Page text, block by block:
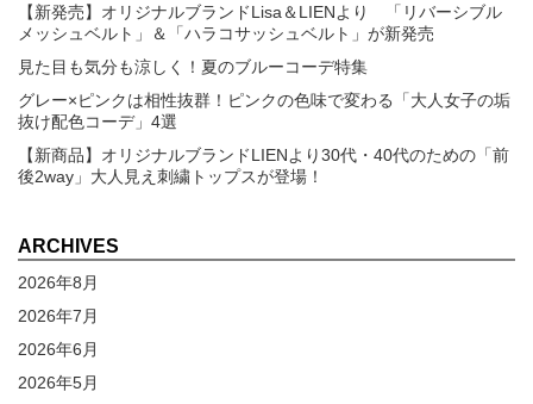
【新発売】オリジナルブランドLisa＆LIENより 「リバーシブル
メッシュベルト」＆「ハラコサッシュベルト」が新発売
見た目も気分も涼しく！夏のブルーコーデ特集
グレー×ピンクは相性抜群！ピンクの色味で変わる「大人女子の垢
抜け配色コーデ」4選
【新商品】オリジナルブランドLIENより30代・40代のための「前
後2way」大人見え刺繍トップスが登場！
ARCHIVES
2026年8月
2026年7月
2026年6月
2026年5月